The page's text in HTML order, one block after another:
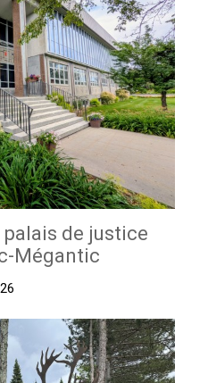
de justice
Mégantic